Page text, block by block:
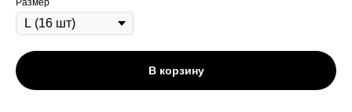
Размер
В корзину